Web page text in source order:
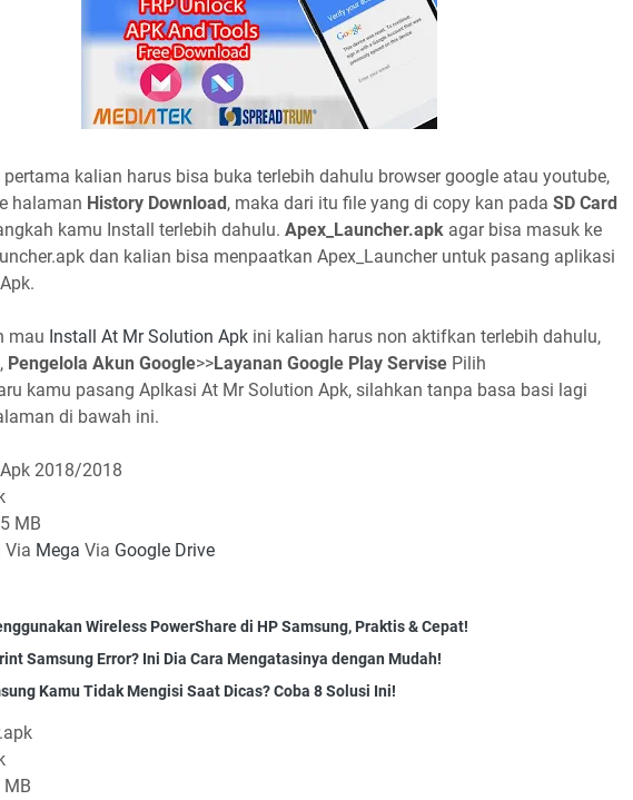
kalian harus bisa buka terlebih dahulu browser google atau youtube,
halaman History Download, maka dari itu file yang di copy kan pada SD Card
kamu Install terlebih dahulu. Apex_Launcher.apk agar bisa masuk ke
dan kalian bisa menpaatkan Apex_Launcher untuk pasang aplikasi
mau Install At Mr Solution Apk ini kalian harus non aktifkan terlebih dahulu,
Pengelola Akun Google>>Layanan Google Play Servise Pilih
kamu pasang Aplkasi At Mr Solution Apk, silahkan tanpa basa basi lagi
di bawah ini.
2018/2018
MB
Via Mega Via Google Drive
Wireless PowerShare di HP Samsung, Praktis & Cepat!
Samsung Error? Ini Dia Cara Mengatasinya dengan Mudah!
Kamu Tidak Mengisi Saat Dicas? Coba 8 Solusi Ini!
MB